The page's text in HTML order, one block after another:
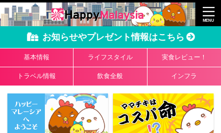
お知らせやプレゼント情報はこちら
基本情報 ライフスタイル 実食レビュー！
トラベル情報 飲食全般 インフラ